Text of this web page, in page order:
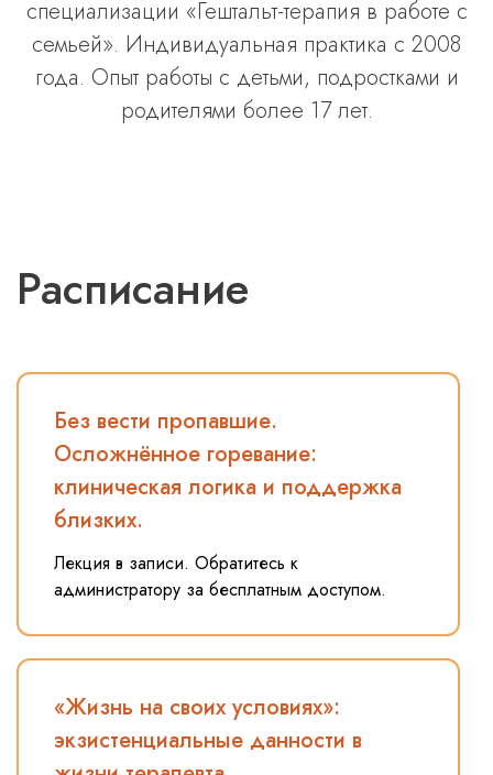
специализации «Гештальт-терапия в работе с
семьей». Индивидуальная практика с 2008
года. Опыт работы с детьми, подростками и
родителями более 17 лет.
Расписание
Без вести пропавшие.
Осложнённое горевание:
клиническая логика и поддержка
близких.
Лекция в записи. Обратитесь к
администратору за бесплатным доступом.
«Жизнь на своих условиях»:
экзистенциальные данности в